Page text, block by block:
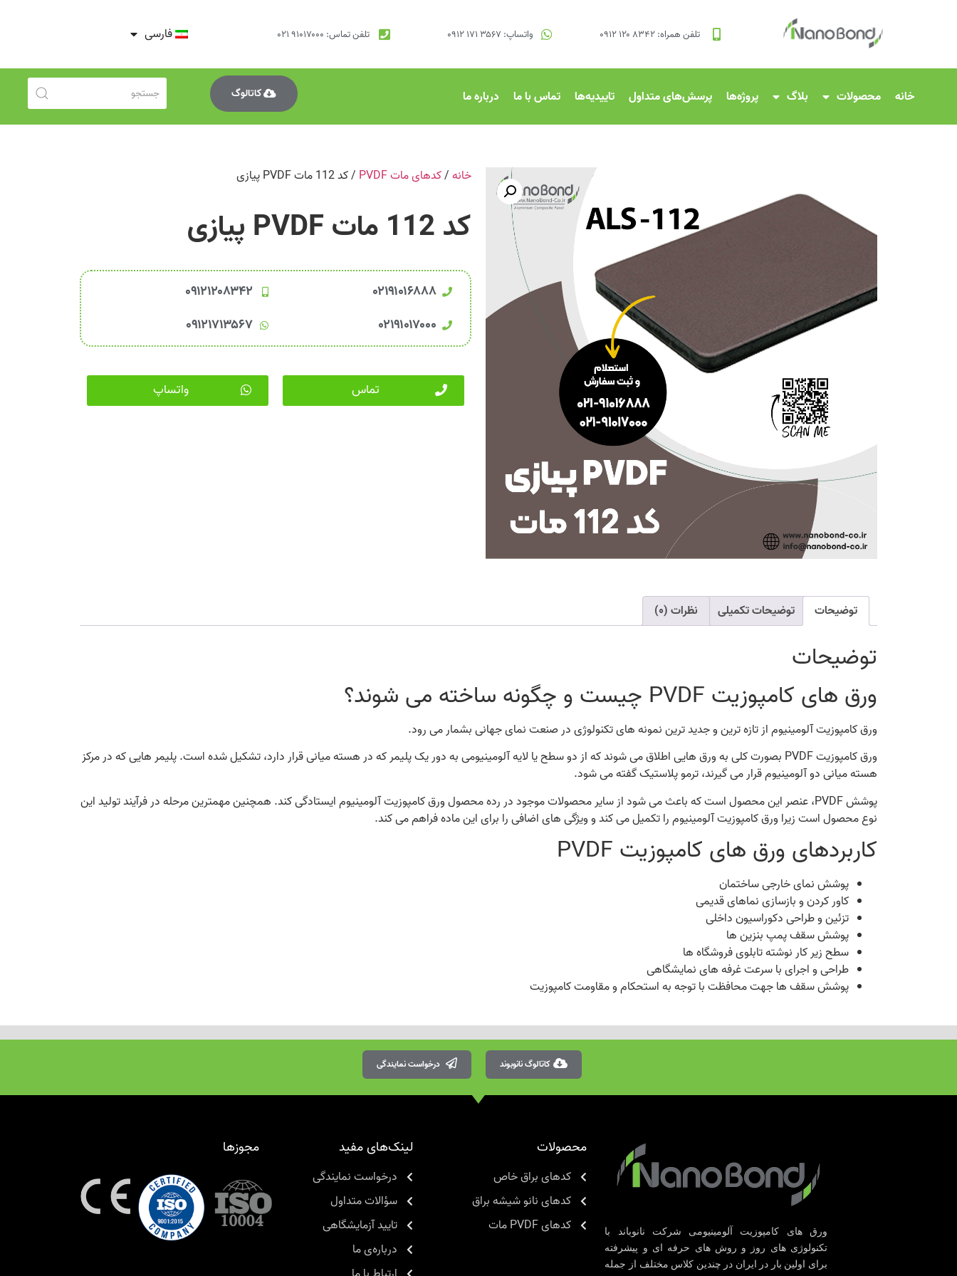
تلفن همراه: ۸۳۴۲ ۱۲۰ ۰۹۱۲ واتساپ: ۳۵۶۷ ۱۷۱ ۰۹۱۲ تلفن تماس: ۹۱۰۱۷۰۰۰ ۰۲۱ فارسی
خانه محصولات بلاگ پروژه‌ها پرسش‌های متداول تاییدیه‌ها تماس با ما درباره ما کاتالوگ
خانه/کدهای مات PVDF / کد 112 مات PVDF پیازی
کد 112 مات PVDF پیازی
۰۲۱۹۱۰۱۶۸۸۸
۰۲۱۹۱۰۱۷۰۰۰
۰۹۱۲۱۲۰۸۳۴۲
۰۹۱۲۱۷۱۳۵۶۷
تماس واتساپ
توضیحات توضیحات تکمیلی نظرات (۰)
توضیحات
ورق های کامپوزیت PVDF چیست و چگونه ساخته می شوند؟
ورق کامپوزیت آلومینیوم از تازه ترین و جدید ترین نمونه های تکنولوژی در صنعت نمای جهانی بشمار می رود.
ورق کامپوزیت PVDF بصورت کلی به ورق هایی اطلاق می شوند که از دو سطح یا لایه آلومینیومی به دور یک پلیمر که در هسته میانی قرار دارد، تشکیل شده است. پلیمر هایی که در مرکز
هسته میانی دو آلومینیوم قرار می گیرند، ترمو پلاستیک گفته می شود.
پوشش PVDF، عنصر این محصول است که باعث می شود از سایر محصولات موجود در رده محصول ورق کامپوزیت آلومینیوم ایستادگی کند. همچنین مهمترین مرحله در فرآیند تولید این
نوع محصول است زیرا ورق کامپوزیت آلومینیوم را تکمیل می کند و ویژگی های اضافی را برای این ماده فراهم می کند.
کاربردهای ورق های کامپوزیت PVDF
پوشش نمای خارجی ساختمان
کاور کردن و بازسازی نماهای قدیمی
تزئین و طراحی دکوراسیون داخلی
پوشش سقف پمپ بنزین ها
سطح زیر کار نوشته تابلوی فروشگاه ها
طراحی و اجرای با سرعت غرفه های نمایشگاهی
پوشش سقف ها جهت محافظت با توجه به استحکام و مقاومت کامپوزیت
کاتالوگ نانوبوند درخواست نمایندگی
ورق های کامپوزیت آلومینیومی شرکت نانوباند با
تکنولوژی های روز و روش های حرفه ای و پیشرفته
برای اولین بار در ایران در چندین کلاس مختلف از جمله
محصولات
کدهای براق خاص
کدهای نانو شیشه براق
کدهای PVDF مات
لینک‌های مفید
درخواست نمایندگی
سؤالات متداول
تایید آزمایشگاهی
درباره‌ی ما
مجوزها